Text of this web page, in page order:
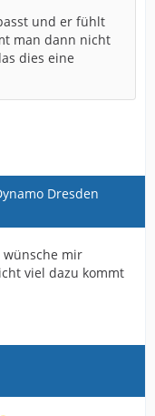
und er fühlt
man dann nicht
dies eine
Dresden
wünsche mir
viel dazu kommt